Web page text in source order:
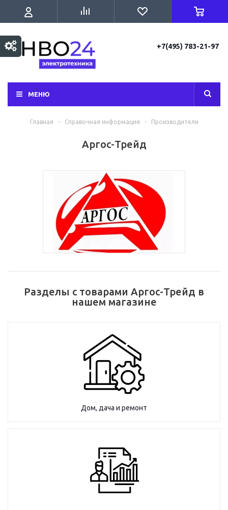
+7(495) 783-21-97
МЕНЮ
Главная - Справочная информация - Производители
Аргос-Трейд
Разделы с товарами Аргос-Трейд в
нашем магазине
Дом, дача и ремонт